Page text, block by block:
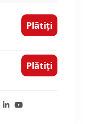
Plătiți
Plătiți